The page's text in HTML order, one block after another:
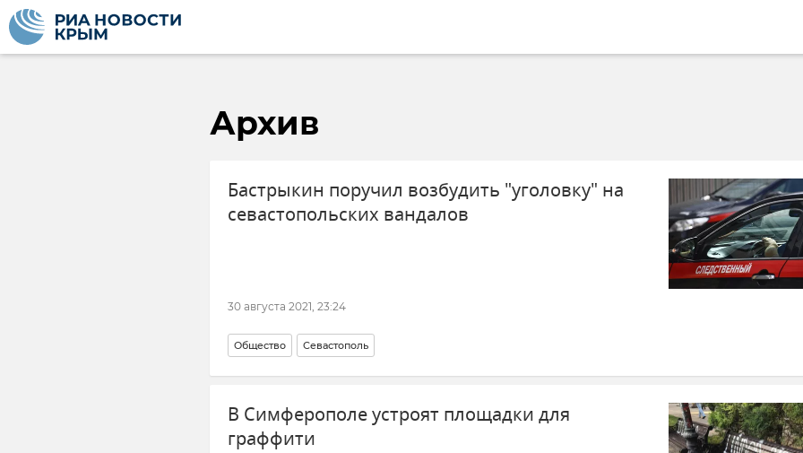
Архив
Бастрыкин поручил возбудить "уголовку" на
севастопольских вандалов
30 августа 2021, 23:24
Общество Севастополь
В Симферополе устроят площадки для
граффити